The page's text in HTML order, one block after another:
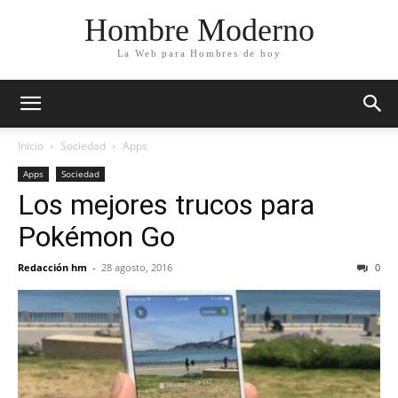
Hombre Moderno
La Web para Hombres de hoy
Inicio Sociedad Apps
Apps Sociedad
Los mejores trucos para
Pokémon Go
Redacción hm - 28 agosto, 2016 0